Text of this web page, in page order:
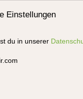
Einstellungen
du in unserer